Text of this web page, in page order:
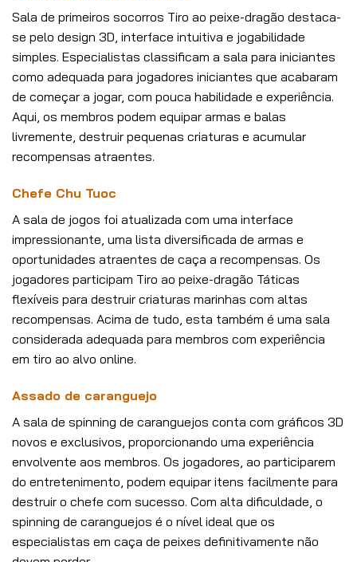
Sala de primeiros socorros Tiro ao peixe-dragão destaca-
se pelo design 3D, interface intuitiva e jogabilidade
simples. Especialistas classificam a sala para iniciantes
como adequada para jogadores iniciantes que acabaram
de começar a jogar, com pouca habilidade e experiência.
Aqui, os membros podem equipar armas e balas
livremente, destruir pequenas criaturas e acumular
recompensas atraentes.
Chefe Chu Tuoc
A sala de jogos foi atualizada com uma interface
impressionante, uma lista diversificada de armas e
oportunidades atraentes de caça a recompensas. Os
jogadores participam Tiro ao peixe-dragão Táticas
flexíveis para destruir criaturas marinhas com altas
recompensas. Acima de tudo, esta também é uma sala
considerada adequada para membros com experiência
em tiro ao alvo online.
Assado de caranguejo
A sala de spinning de caranguejos conta com gráficos 3D
novos e exclusivos, proporcionando uma experiência
envolvente aos membros. Os jogadores, ao participarem
do entretenimento, podem equipar itens facilmente para
destruir o chefe com sucesso. Com alta dificuldade, o
spinning de caranguejos é o nível ideal que os
especialistas em caça de peixes definitivamente não